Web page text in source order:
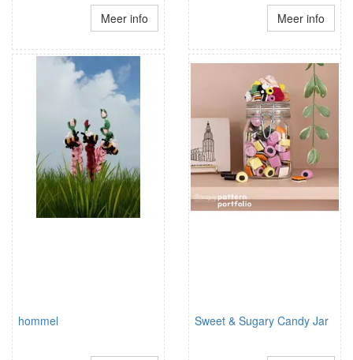
Meer info Meer info
hommel Sweet & Sugary Candy Jar